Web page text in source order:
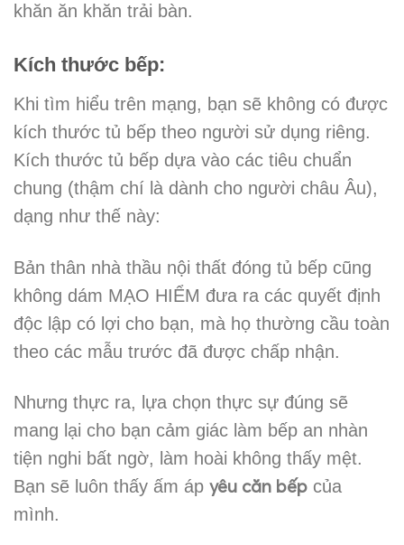
khăn ăn khăn trải bàn.
Kích thước bếp:
Khi tìm hiểu trên mạng, bạn sẽ không có được
kích thước tủ bếp theo người sử dụng riêng.
Kích thước tủ bếp dựa vào các tiêu chuẩn
chung (thậm chí là dành cho người châu Âu),
dạng như thế này:
Bản thân nhà thầu nội thất đóng tủ bếp cũng
không dám MẠO HIỂM đưa ra các quyết định
độc lập có lợi cho bạn, mà họ thường cầu toàn
theo các mẫu trước đã được chấp nhận.
Nhưng thực ra, lựa chọn thực sự đúng sẽ
mang lại cho bạn cảm giác làm bếp an nhàn
tiện nghi bất ngờ, làm hoài không thấy mệt.
Bạn sẽ luôn thấy ấm áp yêu căn bếp của
mình.